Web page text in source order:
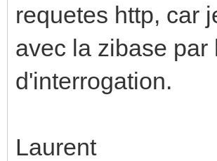
requetes http, car
avec la zibase par
d'interrogation.
Laurent